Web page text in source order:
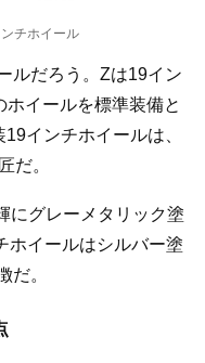
チホイール
ルだろう。Zは19イン
イールを標準装備と
インチホイールは、
だ。
にグレーメタリック塗
ホイールはシルバー塗
だ。